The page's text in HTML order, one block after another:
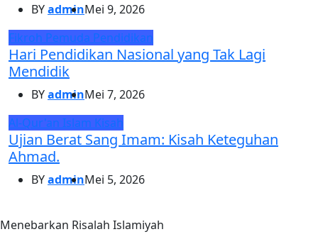
BYadminMei 9, 2026
Fikroh Pemuda Pendidikan
Hari Pendidikan Nasional yang Tak Lagi
Mendidik
BYadminMei 7, 2026
Al-Qur'an Islam Kisah
Ujian Berat Sang Imam: Kisah Keteguhan
Ahmad.
BYadminMei 5, 2026
Menebarkan Risalah Islamiyah